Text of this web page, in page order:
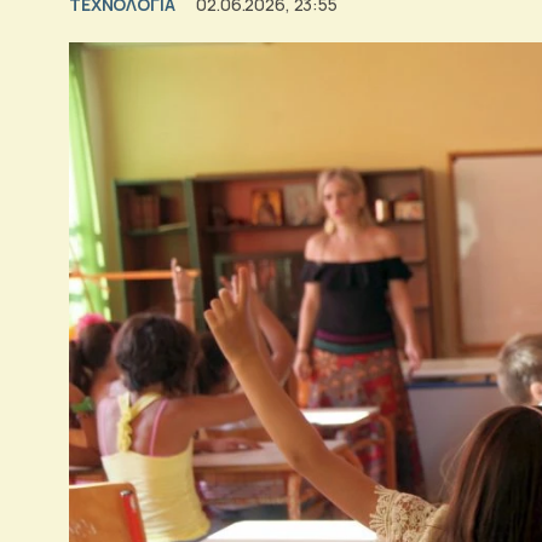
ΤΕΧΝΟΛΟΓΙΑ 02.06.2026, 23:55